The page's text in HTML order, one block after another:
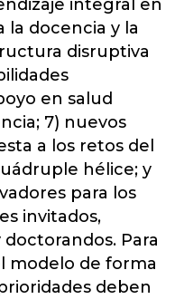
integral en
la docencia y la
disruptiva
en salud
7) nuevos
a los retos del
hélice; y
para los
invitados,
Para
modelo de forma
deben